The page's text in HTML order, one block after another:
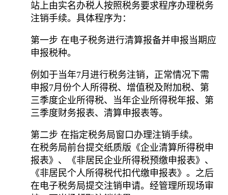
站上由实名办税人按照税务要求程序办理税务
注销手续。具体程序为：
第一步 在电子税务进行清算报备并申报当期应
申报税种。
例如于当年7月进行税务注销，正常情况下需
申报7月份个人所得税、增值税及附加税、第
三季度企业所得税、当年企业所得税年报、第
三季度财务报表、清算申报表等。
第二步 在指定税务局窗口办理注销手续。
在税务局前台提交纸质版《企业清算所得税申
报表》、《非居民企业所得税预缴申报表》、
《非居民个人所得税代扣代缴申报表》。之后
在电子税务局提交注销申请。经管理所现场审